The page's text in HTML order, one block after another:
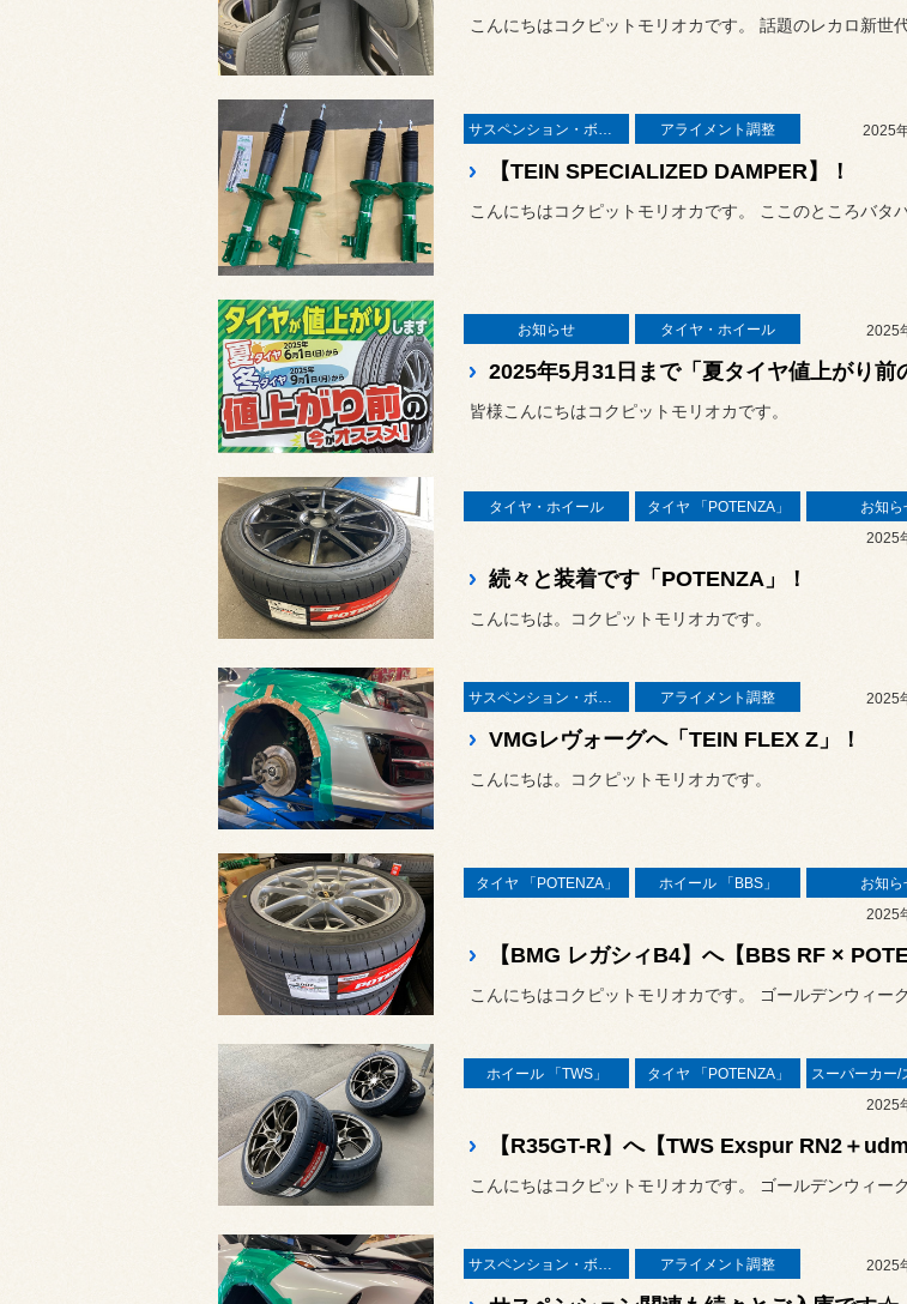
サスペンション・ボディ関連 アライメント調整 2025
【TEIN SPECIALIZED DAMPER】！
お知らせ タイヤ・ホイール 2025
皆様こんにちはコクピットモリオカです。
タイヤ・ホイール タイヤ 「POTENZA」
お知ら
2025
続々と装着です「POTENZA」！
こんにちは。コクピットモリオカです。
アライメント調整 2025
VMGレヴォーグへ「TEIN FLEX Z」！
こんにちは。コクピットモリオカです。
タイヤ 「POTENZA」 ホイール 「BBS」
お知ら
2025
ホイール 「TWS」 タイヤ 「POTENZA」
2025
アライメント調整 2025